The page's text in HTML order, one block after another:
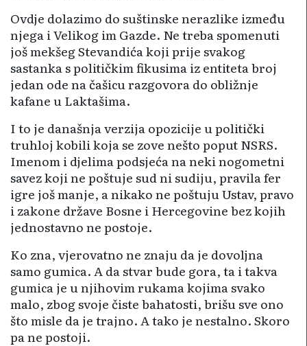
Ovdje dolazimo do suštinske nerazlike između
njega i Velikog im Gazde. Ne treba spomenuti
još mekšeg Stevandića koji prije svakog
sastanka s političkim fikusima iz entiteta broj
jedan ode na čašicu razgovora do obližnje
kafane u Laktašima.
I to je današnja verzija opozicije u politički
truhloj kobili koja se zove nešto poput NSRS.
Imenom i djelima podsjeća na neki nogometni
savez koji ne poštuje sud ni sudiju, pravila fer
igre još manje, a nikako ne poštuju Ustav, pravo
i zakone države Bosne i Hercegovine bez kojih
jednostavno ne postoje.
Ko zna, vjerovatno ne znaju da je dovoljna
samo gumica. A da stvar bude gora, ta i takva
gumica je u njihovim rukama kojima svako
malo, zbog svoje čiste bahatosti, brišu sve ono
što misle da je trajno. A tako je nestalno. Skoro
pa ne postoji.